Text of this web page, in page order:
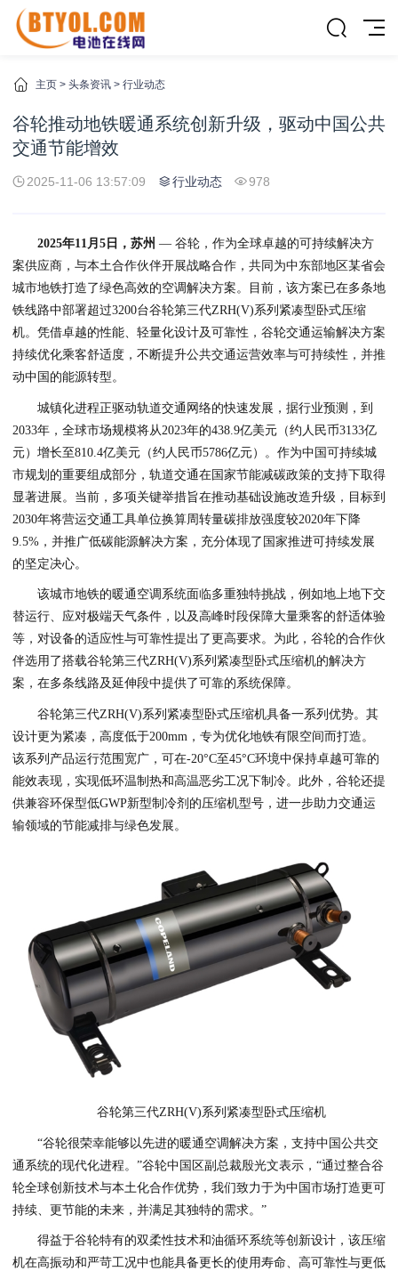
主页 > 头条资讯 > 行业动态
谷轮推动地铁暖通系统创新升级，驱动中国公共
交通节能增效
2025-11-06 13:57:09 行业动态 978
2025年11月 5 日，苏州 — 谷轮，作为全球卓越的可持续解决方
案供应商，与本土合作伙伴开展战略合作，共同为中东部地区某省会
城市地铁打造了绿色高效的空调解决方案。目前，该方案已在多条地
铁线路中部署超过3200台谷轮第三代ZRH(V)系列紧凑型卧式压缩
机。凭借卓越的性能、轻量化设计及可靠性，谷轮交通运输解决方案
持续优化乘客舒适度，不断提升公共交通运营效率与可持续性，并推
动中国的能源转型。
城镇化进程正驱动轨道交通网络的快速发展，据行业预测，到
2033年，全球市场规模将从2023年的438.9亿美元（约人民币3133亿
元）增长至810.4亿美元（约人民币5786亿元）。作为中国可持续城
市规划的重要组成部分，轨道交通在国家节能减碳政策的支持下取得
显著进展。当前，多项关键举措旨在推动基础设施改造升级，目标到
2030年将营运交通工具单位换算周转量碳排放强度较2020年下降
9.5%，并推广低碳能源解决方案，充分体现了国家推进可持续发展
的坚定决心。
该城市地铁的暖通空调系统面临多重独特挑战，例如地上地下交
替运行、应对极端天气条件，以及高峰时段保障大量乘客的舒适体验
等，对设备的适应性与可靠性提出了更高要求。为此，谷轮的合作伙
伴选用了搭载谷轮第三代ZRH(V)系列紧凑型卧式压缩机的解决方
案，在多条线路及延伸段中提供了可靠的系统保障。
谷轮第三代ZRH(V)系列紧凑型卧式压缩机具备一系列优势。其
设计更为紧凑，高度低于200mm，专为优化地铁有限空间而打造。
该系列产品运行范围宽广，可在-20°C至45°C环境中保持卓越可靠的
能效表现，实现低环温制热和高温恶劣工况下制冷。此外，谷轮还提
供兼容环保型低GWP新型制冷剂的压缩机型号，进一步助力交通运
输领域的节能减排与绿色发展。
谷轮第三代ZRH(V)系列紧凑型卧式压缩机
“谷轮很荣幸能够以先进的暖通空调解决方案，支持中国公共交
通系统的现代化进程。”谷轮中国区副总裁殷光文表示，“通过整合谷
轮全球创新技术与本土化合作优势，我们致力于为中国市场打造更可
持续、更节能的未来，并满足其独特的需求。”
得益于谷轮特有的双柔性技术和油循环系统等创新设计，该压缩
机在高振动和严苛工况中也能具备更长的使用寿命、高可靠性与更低